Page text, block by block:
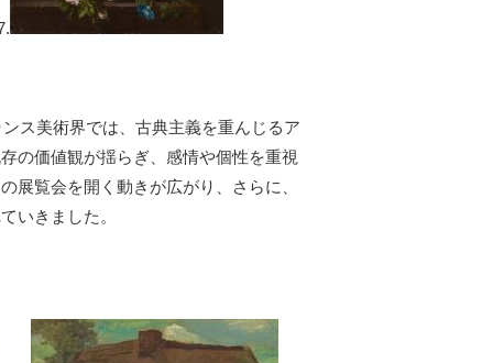
ス美術界では、古典主義を重んじるア
の価値観が揺らぎ、感情や個性を重視
展覧会を開く動きが広がり、さらに、
いきました。